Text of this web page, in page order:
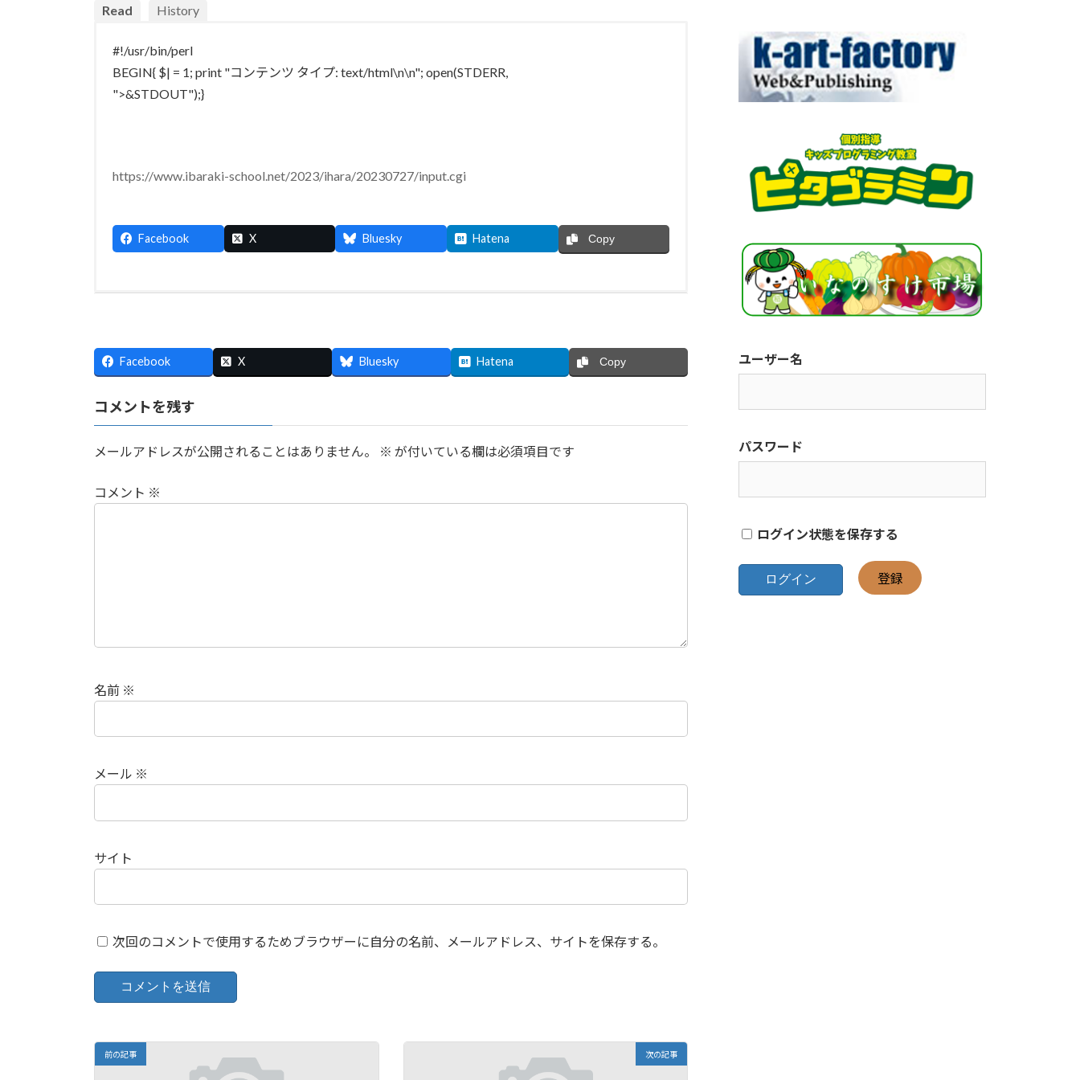
Read History
#!/usr/bin/perl
BEGIN{ $| = 1; print "コンテンツ タイプ: text/html\n\n"; open(STDERR,
">&STDOUT");}
https://www.ibaraki-school.net/2023/ihara/20230727/input.cgi
Facebook X Bluesky Hatena Copy
Facebook X Bluesky Hatena Copy
コメントを残す
メールアドレスが公開されることはありません。 ※ が付いている欄は必須項目です
コメント ※
名前 ※
メール ※
サイト
次回のコメントで使用するためブラウザーに自分の名前、メールアドレス、サイトを保存する。
前の記事 次の記事
ユーザー名
パスワード
ログイン状態を保存する
登録